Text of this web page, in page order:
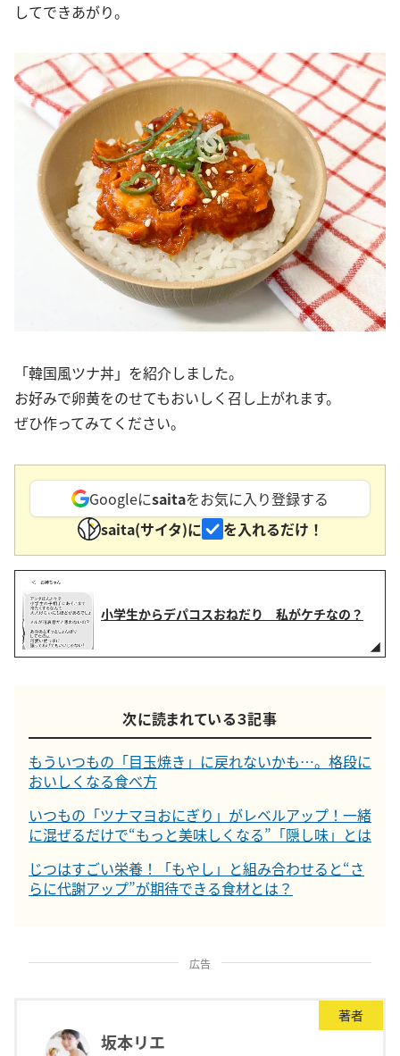
してできあがり。
「韓国風ツナ丼」を紹介しました。
お好みで卵黄をのせてもおいしく召し上がれます。
ぜひ作ってみてください。
Googleにsaitaをお気に入り登録する
saita(サイタ)に
を入れるだけ！
小学生からデパコスおねだり 私がケチなの？
次に読まれている３記事
もういつもの「目玉焼き」に戻れないかも…。格段に
おいしくなる食べ方
いつもの「ツナマヨおにぎり」がレベルアップ！一緒
に混ぜるだけで“もっと美味しくなる”「隠し味」とは
じつはすごい栄養！「もやし」と組み合わせると“さ
らに代謝アップ”が期待できる食材とは？
広告
著者
坂本リエ